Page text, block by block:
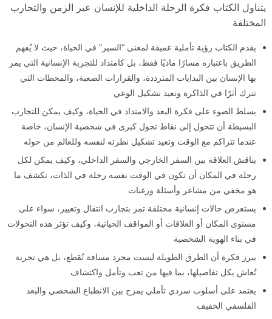
يتناول الكتاب فكرة الرحلة الداخلية للإنسان عبر الزمن والتجارب
المختلفة
يقدم الكتاب رؤية تأملية عميقة لمعنى “السير” في الحياة، حيث لا يُفهم
الطريق باعتباره مسارًا ماديًا فقط، بل كامتداد للتجربة الإنسانية التي يمر
بها الإنسان بين البدايات المترددة، والقرارات الصعبة، والمحطات التي
تترك أثرًا في الذاكرة وتعيد تشكيل الوعي
يسلط الضوء على فكرة البعد والامتداد في الحياة، وكيف يمكن للتجارب
البسيطة أن تتحول إلى نقاط تحول كبرى في شخصية الإنسان، خاصة
عندما تتراكم مع الوقت وتعيد تشكيل نظرته لنفسه وللعالم من حوله
يناقش العلاقة بين السفر الخارجي والسفر الداخلي، وكيف يمكن لكل
رحلة في المكان أن تكون في الوقت نفسه رحلة في الذات، تكشف ما
هو مخفي من مشاعر وأسئلة ورغبات
يستعرض حالات إنسانية مختلفة تمر بتجارب انتقال وتغيير، سواء على
مستوى المكان أو العلاقات أو المواقف الحياتية، وكيف تؤثر هذه التحولات
في بناء الهوية الشخصية
يبرز فكرة أن الطرق الطويلة ليست مجرد مسافة تُقطع، بل هي تجربة
تُعاش بكل تفاصيلها، بما فيها من تعب وتأمل واكتشاف
يعتمد على أسلوب سردي تأملي يمزج بين الانطباع الشخصي والبعد
الفلسفي الخفيف